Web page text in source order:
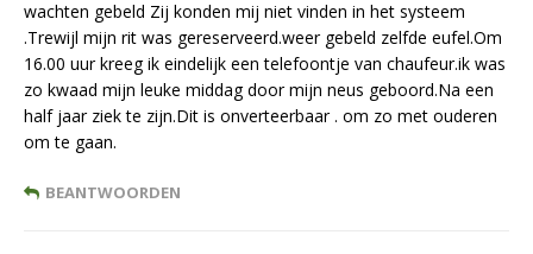
wachten gebeld Zij konden mij niet vinden in het systeem
.Trewijl mijn rit was gereserveerd.weer gebeld zelfde eufel.Om
16.00 uur kreeg ik eindelijk een telefoontje van chaufeur.ik was
zo kwaad mijn leuke middag door mijn neus geboord.Na een
half jaar ziek te zijn.Dit is onverteerbaar . om zo met ouderen
om te gaan.
BEANTWOORDEN